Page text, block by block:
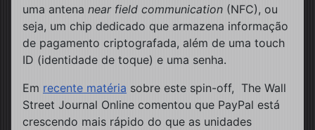
uma antena near field communication (NFC), ou
seja, um chip dedicado que armazena informação
de pagamento criptografada, além de uma touch
ID (identidade de toque) e uma senha.
Em recente matéria sobre este spin-off, The Wall
Street Journal Online comentou que PayPal está
crescendo mais rápido do que as unidades